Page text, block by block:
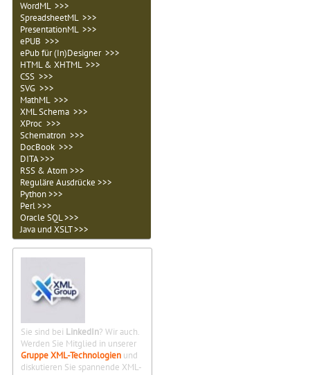
WordML >>>
SpreadsheetML >>>
PresentationML >>>
ePUB >>>
ePub für (In)Designer >>>
HTML & XHTML >>>
CSS >>>
SVG >>>
MathML >>>
XML Schema >>>
XProc >>>
Schematron >>>
DocBook >>>
DITA >>>
RSS & Atom >>>
Reguläre Ausdrücke >>>
Python >>>
Perl >>>
Oracle SQL >>>
Java und XSLT >>>
Sie sind bei LinkedIn? Wir auch.
Werden Sie Mitglied in unserer
Gruppe XML-Technologien und
diskutieren Sie spannende XML-